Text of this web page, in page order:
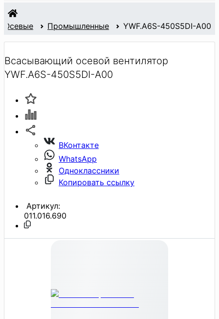
Осевые Промышленные YWF.A6S-450S5DI-A00
Всасывающий осевой вентилятор
YWF.A6S-450S5DI-A00
ВКонтакте
WhatsApp
Одноклассники
Копировать ссылку
Артикул:
011.016.690